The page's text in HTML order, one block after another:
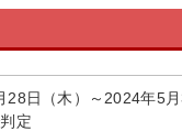
28日（木）～2024年5
定